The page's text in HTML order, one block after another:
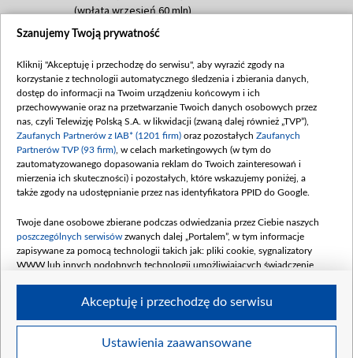
(wpłata wrzesień 60 mln)
Dofinansowanie 635 783 051,21 PLN
(wpłata wrzesień 100 mln, październik 350
mln, listopad 265 mln)
Dofinansowanie 48 862 000,00 PLN
Data podpisania umowy: GRUDZIEŃ 2025
(wpłata grudzień 60,548 mln)
Dofinansowanie 900 000 000,00 PLN
Data podpisania umowy: LUTY 2026 (wpłata
kwiecień 180 mln, 7 maja 180 mln, 8
czerwca 90 mln)
Dofinansowanie 250 000 000,00 PLN
4 sierpnia 250 mln
Szanujemy Twoją prywatność
Kliknij "Akceptuję i przechodzę do serwisu", aby wyrazić zgody na
korzystanie z technologii automatycznego śledzenia i zbierania danych,
dostęp do informacji na Twoim urządzeniu końcowym i ich
przechowywanie oraz na przetwarzanie Twoich danych osobowych przez
nas, czyli Telewizję Polską S.A. w likwidacji (zwaną dalej również „TVP”),
Zaufanych Partnerów z IAB* (1201 firm) oraz pozostałych Zaufanych
Partnerów TVP (93 firm) , w celach marketingowych (w tym do
zautomatyzowanego dopasowania reklam do Twoich zainteresowań i
mierzenia ich skuteczności) i pozostałych, które wskazujemy poniżej, a
także zgody na udostępnianie przez nas identyfikatora PPID do Google.
Twoje dane osobowe zbierane podczas odwiedzania przez Ciebie naszych
poszczególnych serwisów zwanych dalej „Portalem”, w tym informacje
zapisywane za pomocą technologii takich jak: pliki cookie, sygnalizatory
WWW lub innych podobnych technologii umożliwiających świadczenie
Twoje dane osobowe zbierane podczas odwiedzania przez Ciebie
Ustawienia zaawansowane
Akceptuję i przechodzę do serwisu